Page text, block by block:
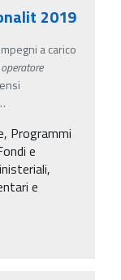
2019
a carico
operatore
Programmi
e
e